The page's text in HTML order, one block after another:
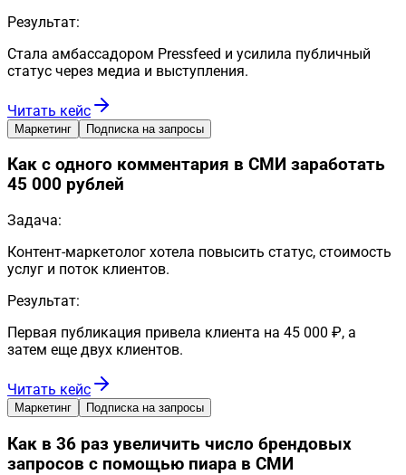
Результат:
Стала амбассадором Pressfeed и усилила публичный
статус через медиа и выступления.
Читать кейс
Маркетинг Подписка на запросы
Как с одного комментария в СМИ заработать
45 000 рублей
Задача:
Контент-маркетолог хотела повысить статус, стоимость
услуг и поток клиентов.
Результат:
Первая публикация привела клиента на 45 000 ₽, а
затем еще двух клиентов.
Читать кейс
Маркетинг Подписка на запросы
Как в 36 раз увеличить число брендовых
запросов с помощью пиара в СМИ